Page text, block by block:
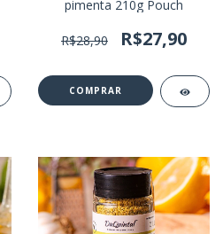
pimenta 210g Pouch
R$28,90 R$27,90